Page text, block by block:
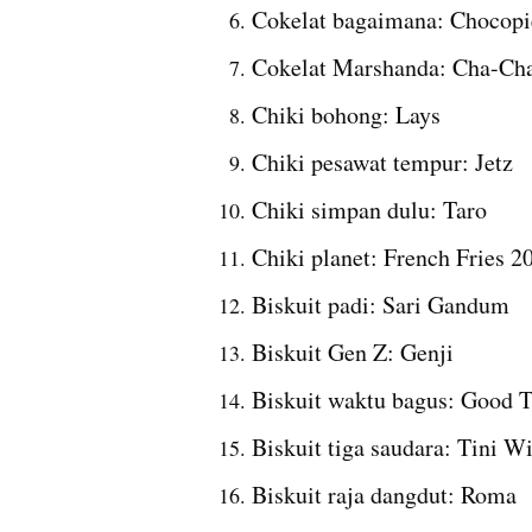
Cokelat bagaimana:
Cokelat Marshanda: Cha-
Chiki bohong: Lays
Chiki pesawat tempur: Jetz
Chiki simpan dulu: Taro
Chiki planet: French Fries
Biskuit padi: Sari Gandum
Biskuit Gen Z: Genji
Biskuit waktu bagus: Good
Biskuit tiga saudara: Tini
Biskuit raja dangdut: Roma